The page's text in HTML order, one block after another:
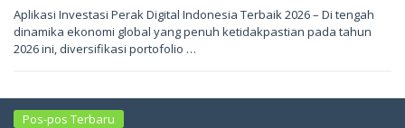
Mei
16,
2026
oleh
sukantengah
Aplikasi Investasi Perak Digital Indonesia Terbaik 2026 – Di tengah
dinamika ekonomi global yang penuh ketidakpastian pada tahun
2026 ini, diversifikasi portofolio …
Pos-pos Terbaru